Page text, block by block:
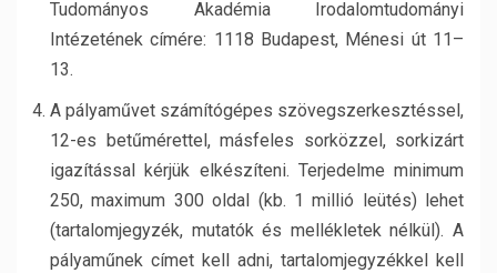
Tudományos Akadémia Irodalomtudományi
Intézetének címére: 1118 Budapest, Ménesi út 11–
13.
A pályaművet számítógépes szövegszerkesztéssel,
12-es betűmérettel, másfeles sorközzel, sorkizárt
igazítással kérjük elkészíteni. Terjedelme minimum
250, maximum 300 oldal (kb. 1 millió leütés) lehet
(tartalomjegyzék, mutatók és mellékletek nélkül). A
pályaműnek címet kell adni, tartalomjegyzékkel kell